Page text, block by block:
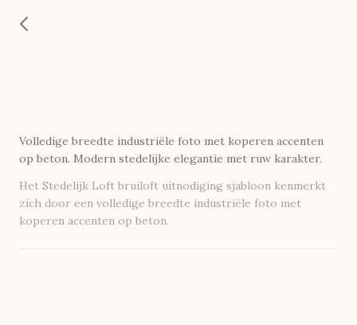
Volledige breedte industriële foto met koperen accenten
op beton. Modern stedelijke elegantie met ruw karakter.
Het Stedelijk Loft bruiloft uitnodiging sjabloon kenmerkt
zich door een volledige breedte industriële foto met
koperen accenten op beton.